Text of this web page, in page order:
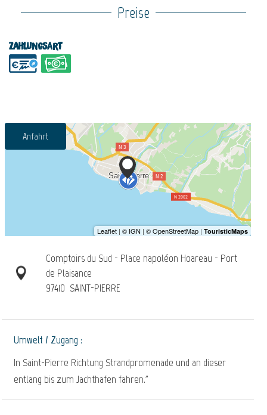
Preise
Zahlungsart
Anfahrt
Comptoirs du Sud - Place napoléon Hoareau - Port
de Plaisance
97410 SAINT-PIERRE
Umwelt / Zugang :
In Saint-Pierre Richtung Strandpromenade und an dieser
entlang bis zum Jachthafen fahren."